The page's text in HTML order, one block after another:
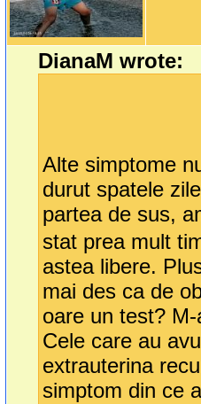
DianaM wrote:
Alte simptome
durut spatele
partea de sus,
stat prea mult
astea libere.
mai des ca de
oare un test?
Cele care au
extrauterina
simptom din ce